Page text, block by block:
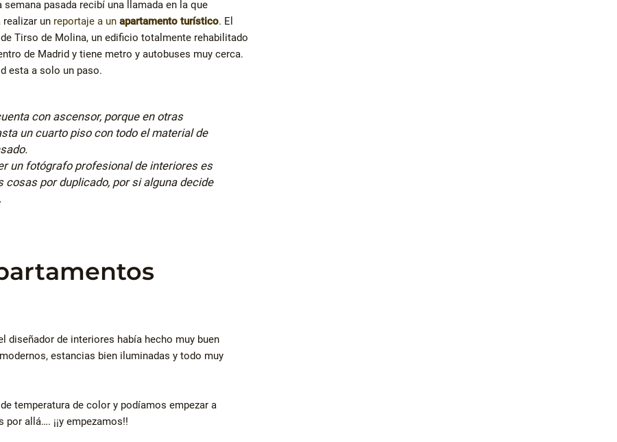
pasada recibí una llamada en la que
realizar un reportaje a unapartamento turístico. El
Tirso de Molina, un edificio totalmente rehabilitado
de Madrid y tiene metro y autobuses muy cerca.
esta a solo un paso.
con ascensor, porque en otras
un cuarto piso con todo el material de
un fotógrafo profesional de interiores es
cosas por duplicado, por si alguna decide
diseñador de interiores había hecho muy buen
estancias bien iluminadas y todo muy
temperatura de color y podíamos empezar a
allá…. ¡¡y empezamos!!